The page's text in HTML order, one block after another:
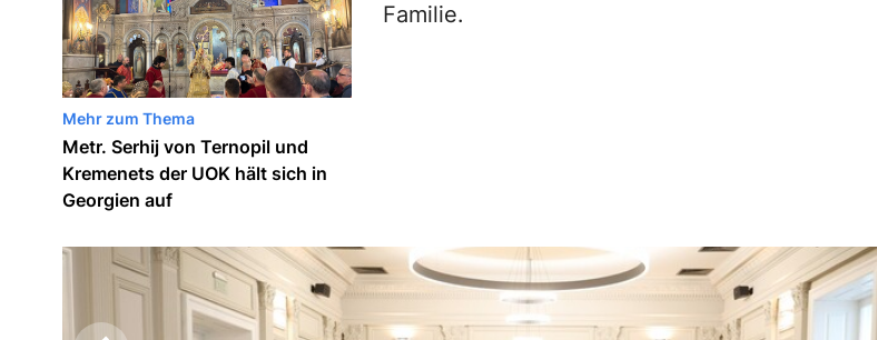
Mehr zum Thema
Metr. Serhij von Ternopil und
Kremenets der UOK hält sich in
Georgien auf
Familie.